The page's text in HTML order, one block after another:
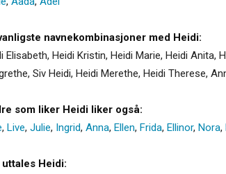
navnekombinasjoner med Heidi:
Elisabeth, Heidi Kristin, Heidi Marie, Heidi Anita,
Siv Heidi, Heidi Merethe, Heidi Therese,
som liker Heidi liker også:
, Live, Julie, Ingrid, Anna, Ellen, Frida, Ellinor, Nora,
Heidi: